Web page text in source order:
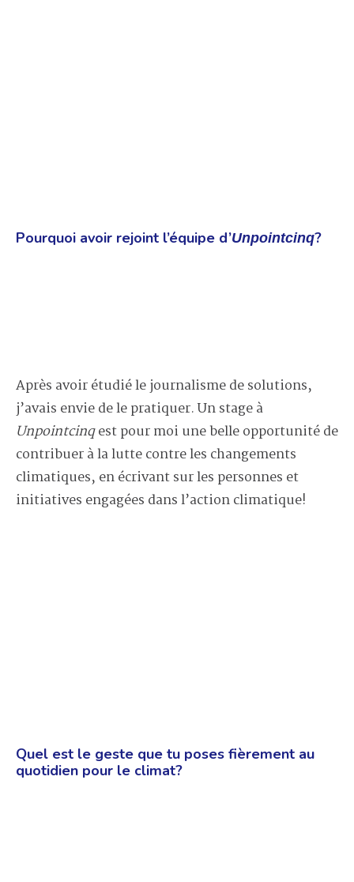
Pourquoi avoir rejoint l’équipe d’Unpointcinq?
Après avoir étudié le journalisme de solutions,
j’avais envie de le pratiquer. Un stage à
Unpointcinqest pour moi une belle opportunité de
contribuer à la lutte contre les changements
climatiques, en écrivant sur les personnes et
initiatives engagées dans l’action climatique!
Quel est le geste que tu poses fièrement au
quotidien pour le climat?